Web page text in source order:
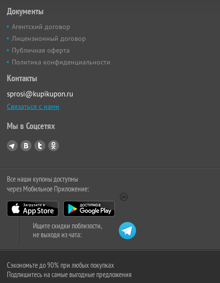
Документы
Агентский договор
Лицензионный договор
Публичная оферта
Политика конфиденциальности
Контакты
sprosi@kupikupon.ru
Связаться с нами
Мы в Соцсетях
Все наши купоны доступны
через Мобильное Приложение:
Ищите скидки поблизости,
не выходя из чата:
Сэкономьте до 90% при любых покупках
Подпишитесь на самые выгодные предложения